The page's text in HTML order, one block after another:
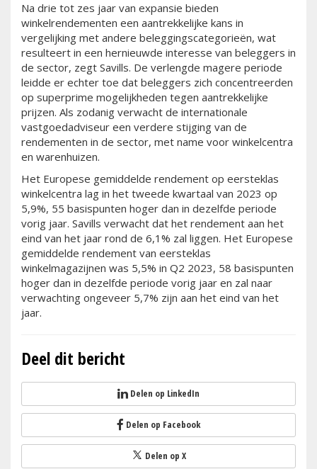
Na drie tot zes jaar van expansie bieden
winkelrendementen een aantrekkelijke kans in
vergelijking met andere beleggingscategorieën, wat
resulteert in een hernieuwde interesse van beleggers in
de sector, zegt Savills. De verlengde magere periode
leidde er echter toe dat beleggers zich concentreerden
op superprime mogelijkheden tegen aantrekkelijke
prijzen. Als zodanig verwacht de internationale
vastgoedadviseur een verdere stijging van de
rendementen in de sector, met name voor winkelcentra
en warenhuizen.
Het Europese gemiddelde rendement op eersteklas
winkelcentra lag in het tweede kwartaal van 2023 op
5,9%, 55 basispunten hoger dan in dezelfde periode
vorig jaar. Savills verwacht dat het rendement aan het
eind van het jaar rond de 6,1% zal liggen. Het Europese
gemiddelde rendement van eersteklas
winkelmagazijnen was 5,5% in Q2 2023, 58 basispunten
hoger dan in dezelfde periode vorig jaar en zal naar
verwachting ongeveer 5,7% zijn aan het eind van het
jaar.
Deel dit bericht
Delen op LinkedIn
Delen op Facebook
Delen op X